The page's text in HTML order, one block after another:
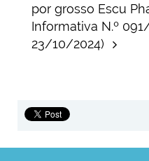
por grosso Escu
Informativa N.º
23/10/2024)